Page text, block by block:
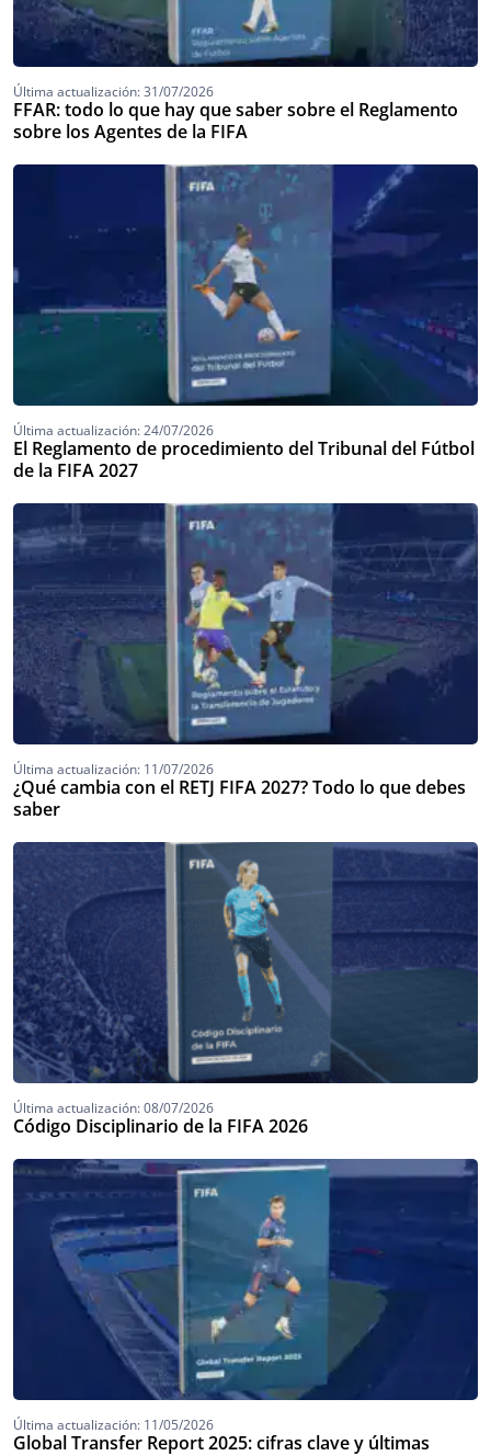
Última actualización: 31/07/2026
FFAR: todo lo que hay que saber sobre el Reglamento
sobre los Agentes de la FIFA
Última actualización: 24/07/2026
El Reglamento de procedimiento del Tribunal del Fútbol
de la FIFA 2027
Última actualización: 11/07/2026
¿Qué cambia con el RETJ FIFA 2027? Todo lo que debes
saber
Última actualización: 08/07/2026
Código Disciplinario de la FIFA 2026
Última actualización: 11/05/2026
Global Transfer Report 2025: cifras clave y últimas